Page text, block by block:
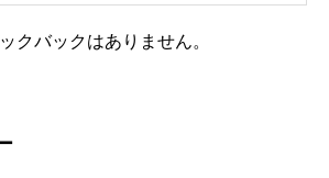
クバックはありません。